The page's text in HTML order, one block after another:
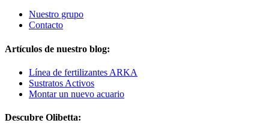
Nuestro grupo
Contacto
Artículos de nuestro blog:
Línea de fertilizantes ARKA
Sustratos Activos
Montar un nuevo acuario
Descubre Olibetta: